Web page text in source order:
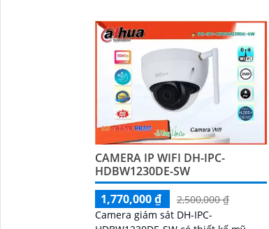
micro ghi âm loa cảnh báo và công
nghệ AI giúp phát hiện con người,
phương tiện chính xác
CAMERA IP WIFI DH-IPC-
HDBW1230DE-SW
1,770,000 ₫
2,500,000 ₫
Camera giám sát DH-IPC-